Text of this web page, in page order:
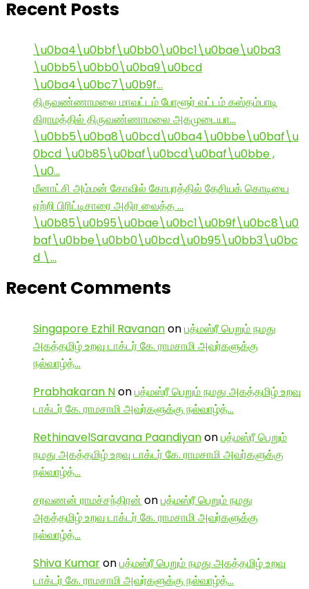
Recent Posts
\u0ba4\u0bbf\u0bb0\u0bc1\u0bae\u0ba3
\u0bb5\u0bb0\u0ba9\u0bcd
\u0ba4\u0bc7\u0b9f…
திருவண்ணாமலை மாவட்டம் போளூர் வட்டம் கஸ்தம்பாடி
கிராமத்தில் திருவண்ணாமலை அகமுடையா…
\u0bb5\u0ba8\u0bcd\u0ba4\u0bbe\u0baf\u
0bcd \u0b85\u0baf\u0bcd\u0baf\u0bbe ,
\u0…
மீனாட்சி அம்மன் கோவில் கோபுரத்தில் தேசியக் கொடியை
ஏற்றி பிரிட்டிசாரை அதிர வைத்த …
\u0b85\u0b95\u0bae\u0bc1\u0b9f\u0bc8\u0
baf\u0bbe\u0bb0\u0bcd\u0b95\u0bb3\u0bc
d \…
Recent Comments
Singapore Ezhil Ravananonபத்மஸ்ரீ பெறும் நமது
அகத்தமிழ் உறவு டாக்டர் கே. ராமசாமி அவர்களுக்கு
நல்வாழ்த்…
Prabhakaran Nonபத்மஸ்ரீ பெறும் நமது அகத்தமிழ் உறவு
டாக்டர் கே. ராமசாமி அவர்களுக்கு நல்வாழ்த்…
RethinavelSaravana Paandiyanonபத்மஸ்ரீ பெறும்
நமது அகத்தமிழ் உறவு டாக்டர் கே. ராமசாமி அவர்களுக்கு
நல்வாழ்த்…
சரவணன் ராமச்சந்திரன் onபத்மஸ்ரீ பெறும் நமது
அகத்தமிழ் உறவு டாக்டர் கே. ராமசாமி அவர்களுக்கு
நல்வாழ்த்…
Shiva Kumaronபத்மஸ்ரீ பெறும் நமது அகத்தமிழ் உறவு
டாக்டர் கே. ராமசாமி அவர்களுக்கு நல்வாழ்த்…